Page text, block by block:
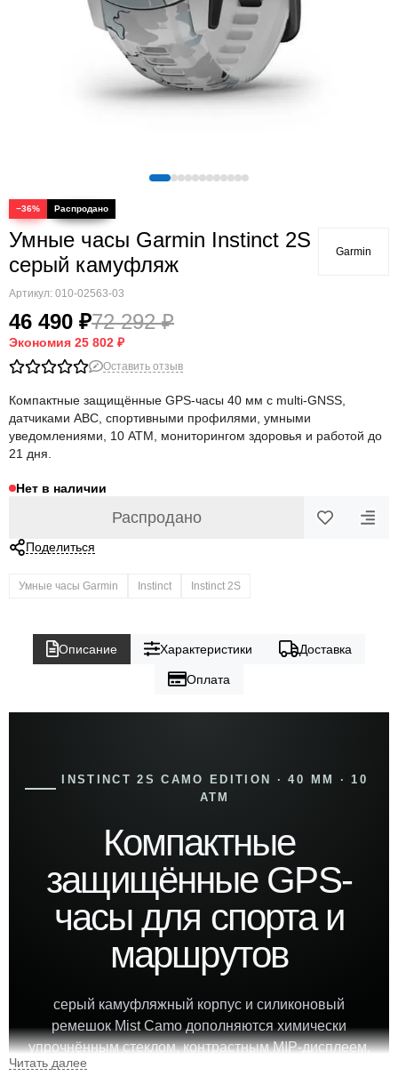
−36%
Умные часы Garmin Instinct 2S
серый камуфляж
Артикул: 010-02563-03
46 490 ₽72 292 ₽
Экономия 25 802 ₽
Garmin
Оставить отзыв
Компактные защищённые GPS-часы 40 мм с multi-GNSS,
датчиками ABC, спортивными профилями, умными
уведомлениями, 10 ATM, мониторингом здоровья и работой до
21 дня.
Нет в наличии
Распродано
Поделиться
Умные часы Garmin Instinct Instinct 2S
Описание Характеристики Доставка
Оплата
INSTINCT 2S CAMO EDITION · 40 ММ · 10
ATM
Компактные
защищённые GPS-
часы для спорта и
маршрутов
серый камуфляжный корпус и силиконовый
ремешок Mist Camo дополняются химически
упрочнённым стеклом, контрастным MIP-дисплеем,
multi-GNSS, датчиками ABC и спортивными